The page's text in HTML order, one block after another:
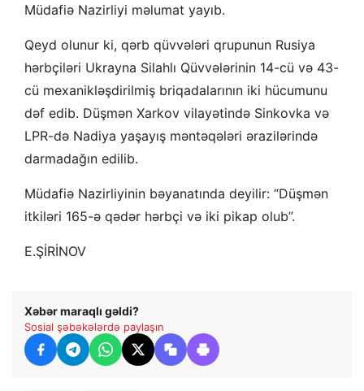
Müdafiə Nazirliyi məlumat yayıb.
Qeyd olunur ki, qərb qüvvələri qrupunun Rusiya
hərbçiləri Ukrayna Silahlı Qüvvələrinin 14-cü və 43-
cü mexanikləşdirilmiş briqadalarının iki hücumunu
dəf edib. Düşmən Xarkov vilayətində Sinkovka və
LPR-də Nadiya yaşayış məntəqələri ərazilərində
darmadağın edilib.
Müdafiə Nazirliyinin bəyanatında deyilir: “Düşmən
itkiləri 165-ə qədər hərbçi və iki pikap olub”.
E.ŞİRİNOV
Xəbər maraqlı gəldi?
Sosial şəbəkələrdə paylaşın